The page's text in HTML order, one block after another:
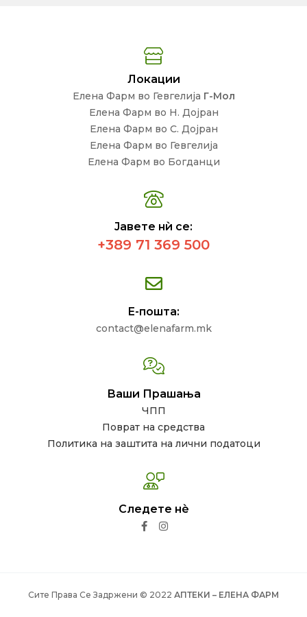
Локации
Елена Фарм во Гевгелија Г-Мол
Елена Фарм во Н. Дојран
Елена Фарм во С. Дојран
Елена Фарм во Гевгелија
Елена Фарм во Богданци
Јавете нѝ се:
+389 71 369 500
Е-пошта:
contact@elenafarm.mk
Ваши Прашања
ЧПП
Поврат на средства
Политика на заштита на лични податоци
Следете нѐ
Сите Права Се Задржени © 2022 АПТЕКИ – ЕЛЕНА ФАРМ